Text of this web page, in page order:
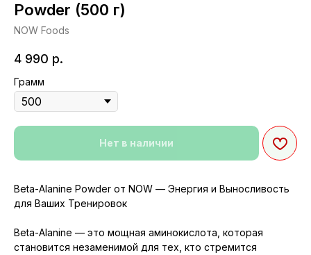
Powder (500 г)
NOW Foods
4 990 р.
Грамм
Нет в наличии
Beta-Alanine Powder от NOW — Энергия и Выносливость
для Ваших Тренировок
Beta-Alanine — это мощная аминокислота, которая
становится незаменимой для тех, кто стремится